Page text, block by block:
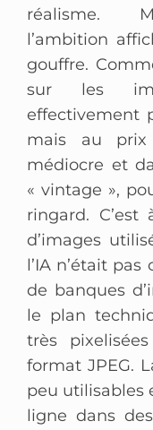
réalisme.
l’ambition
gouffre.
sur les
effectivement
mais au prix
médiocre et
« vintage »,
ringard.
d’images
l’IA n’était
de banques
le plan
très
format JPEG.
peu utilisables
ligne dans